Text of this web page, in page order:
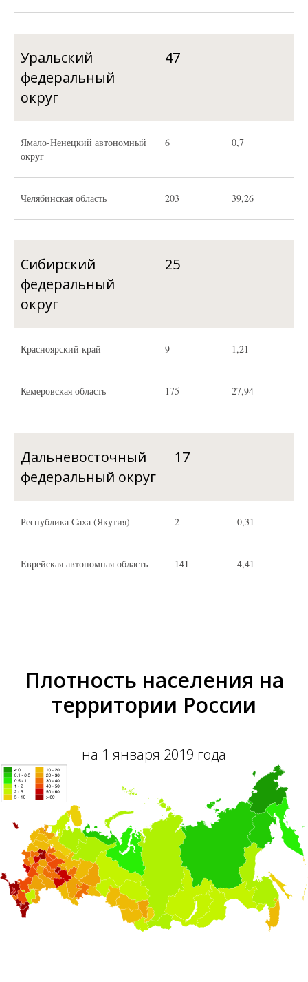
Уральский
федеральный
округ
47
Ямало-Ненецкий автономный
округ
6 0,7
Челябинская область 203 39,26
Сибирский
федеральный
округ
25
Красноярский край 9 1,21
Кемеровская область 175 27,94
Дальневосточный
федеральный округ
17
Республика Саха (Якутия) 2 0,31
Еврейская автономная область 141 4,41
Плотность населения на
территории России
на 1 января 2019 года